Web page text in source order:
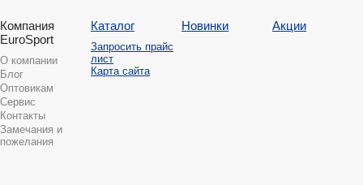
Компания
EuroSport
О компании
Блог
Оптовикам
Сервис
Контакты
Замечания и
пожелания
Каталог
Запросить прайс
лист
Карта сайта
Новинки Акции